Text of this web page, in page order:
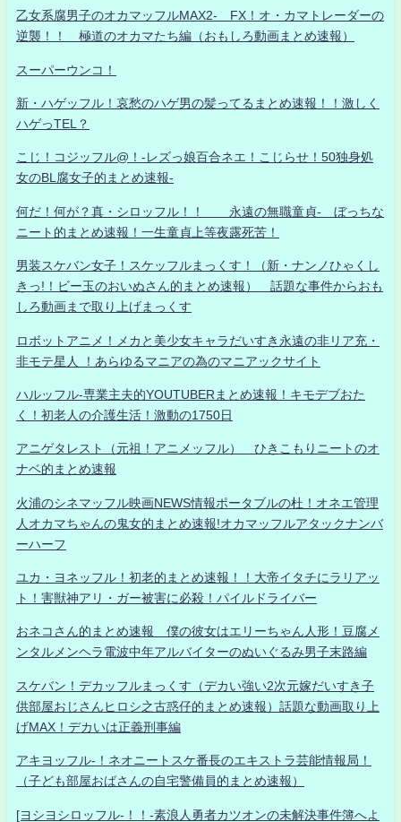
乙女系腐男子のオカマッフルMAX2- FX！オ・カマトレーダーの
逆襲！！ 極道のオカマたち編（おもしろ動画まとめ速報）
スーパーウンコ！
新・ハゲッフル！哀愁のハゲ男の髪ってるまとめ速報！！激しく
ハゲっTEL？
こじ！コジッフル@！-レズっ娘百合ネエ！こじらせ！50独身処
女のBL腐女子的まとめ速報-
何だ！何が？真・シロッフル！！ 永遠の無職童貞- ぼっちな
ニート的まとめ速報！一生童貞上等夜露死苦！
男装スケバン女子！スケッフルまっくす！（新・ナンノひゃくし
きっ!！ビー玉のおいぬさん的まとめ速報） 話題な事件からおも
しろ動画まで取り上げまっくす
ロボットアニメ！メカと美少女キャラだいすき永遠の非リア充・
非モテ星人 ！あらゆるマニアの為のマニアックサイト
ハルッフル-専業主夫的YOUTUBERまとめ速報！キモデブおた
く！初老人の介護生活！激動の1750日
アニゲタレスト（元祖！アニメッフル） ひきこもりニートのオ
ナベ的まとめ速報
火浦のシネマッフル映画NEWS情報ポータブルの杜！オネエ管理
人オカマちゃんの鬼女的まとめ速報!オカマッフルアタックナンバ
ーハーフ
ユカ・ヨネッフル！初老的まとめ速報！！大帝イタチにラリアッ
ト！害獣神アリ・ガー被害に必殺！パイルドライバー
おネコさん的まとめ速報 僕の彼女はエリーちゃん人形！豆腐メ
ンタルメンヘラ電波中年アルバイターのぬいぐるみ男子末路編
スケバン！デカッフルまっくす（デカい強い2次元嫁だいすき子
供部屋おじさんヒロシ之古惑仔的まとめ速報）話題な動画取り上
げMAX！デカいは正義刑事編
アキヨッフル-！ネオニートスケ番長のエキストラ芸能情報局！
（子ども部屋おばさんの自宅警備員的まとめ速報）
[ヨシヨシロッフル-！！-素浪人勇者カツオンの未解決事件簿へよ